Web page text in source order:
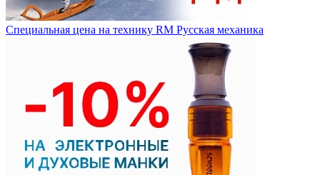
Специальная цена на технику RM Русская механика